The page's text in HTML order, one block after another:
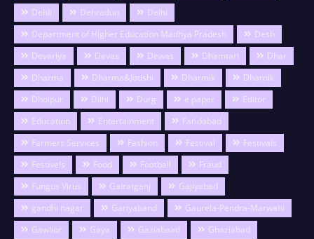
Dehli
Dehradun
Delhi
Department of Higher Education Madhya Pradesh
Desh
Devariya
Devas Dewas Dhamtari
Dhar
Dharma
Dharma&Jotishi Dharmik
Dharnik
Dholpur
Dilhi Durg e paper
Editor
Education
Entertainment
Faridabad
Farmers Services
Fashion Festival
Festivals
Festivels
Food Football
Fraud
Fungus Virus
Gairatganj
Gajiyabad
gandhi nagar
Gariyaband
Gaurela-Pendra-Marwahi
Gawlior
Gaya Gaziabaad
Ghaziabad